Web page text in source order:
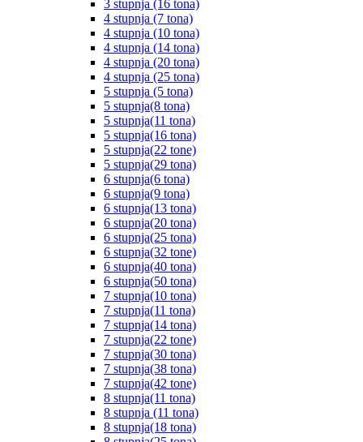
3 stupnja (16 tona)
4 stupnja (7 tona)
4 stupnja (10 tona)
4 stupnja (14 tona)
4 stupnja (20 tona)
4 stupnja (25 tona)
5 stupnja (5 tona)
5 stupnja(8 tona)
5 stupnja(11 tona)
5 stupnja(16 tona)
5 stupnja(22 tone)
5 stupnja(29 tona)
6 stupnja(6 tona)
6 stupnja(9 tona)
6 stupnja(13 tona)
6 stupnja(20 tona)
6 stupnja(25 tona)
6 stupnja(32 tone)
6 stupnja(40 tona)
6 stupnja(50 tona)
7 stupnja(10 tona)
7 stupnja(11 tona)
7 stupnja(14 tona)
7 stupnja(22 tone)
7 stupnja(30 tona)
7 stupnja(38 tona)
7 stupnja(42 tone)
8 stupnja(11 tona)
8 stupnja (11 tona)
8 stupnja(18 tona)